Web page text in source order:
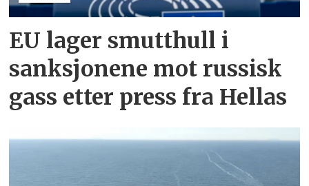
EU lager smutthull i
sanksjonene mot russisk
gass etter press fra Hellas